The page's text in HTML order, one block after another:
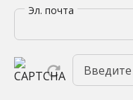
Эл. почта